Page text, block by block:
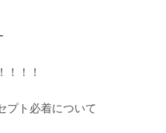
！！！
ト必着について